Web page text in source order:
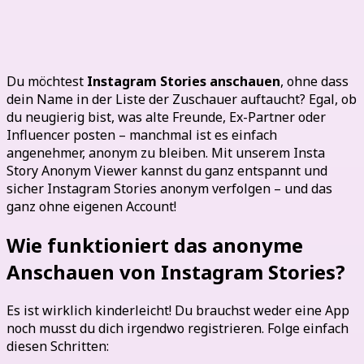
Du möchtest Instagram Stories anschauen, ohne dass
dein Name in der Liste der Zuschauer auftaucht? Egal, ob
du neugierig bist, was alte Freunde, Ex-Partner oder
Influencer posten – manchmal ist es einfach
angenehmer, anonym zu bleiben. Mit unserem Insta
Story Anonym Viewer kannst du ganz entspannt und
sicher Instagram Stories anonym verfolgen – und das
ganz ohne eigenen Account!
Wie funktioniert das anonyme
Anschauen von Instagram Stories?
Es ist wirklich kinderleicht! Du brauchst weder eine App
noch musst du dich irgendwo registrieren. Folge einfach
diesen Schritten: